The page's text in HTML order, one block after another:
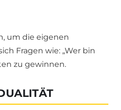
um die eigenen
Fragen wie: „Wer bin
zu gewinnen.